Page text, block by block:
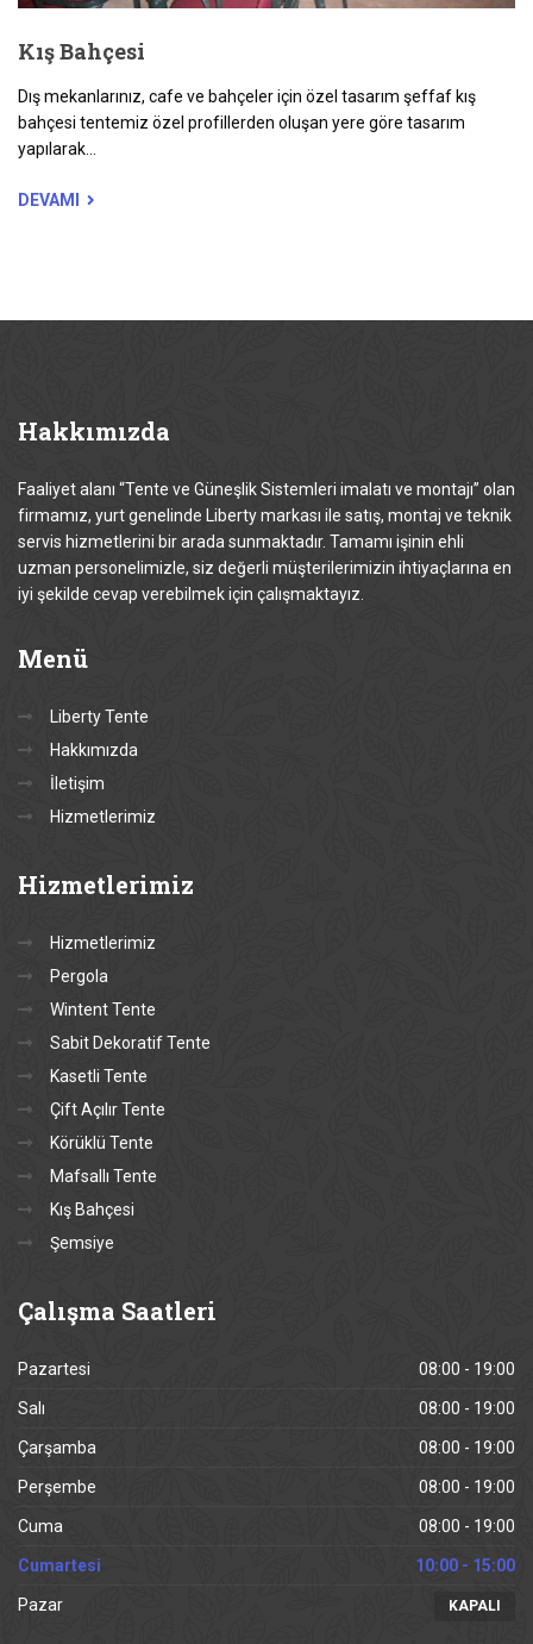
Kış Bahçesi
Dış mekanlarınız, cafe ve bahçeler için özel tasarım şeffaf kış
bahçesi tentemiz özel profillerden oluşan yere göre tasarım
yapılarak...
DEVAMI
Hakkımızda
Faaliyet alanı “Tente ve Güneşlik Sistemleri imalatı ve montajı” olan
firmamız, yurt genelinde Liberty markası ile satış, montaj ve teknik
servis hizmetlerini bir arada sunmaktadır. Tamamı işinin ehli
uzman personelimizle, siz değerli müşterilerimizin ihtiyaçlarına en
iyi şekilde cevap verebilmek için çalışmaktayız.
Menü
Liberty Tente
Hakkımızda
İletişim
Hizmetlerimiz
Hizmetlerimiz
Hizmetlerimiz
Pergola
Wintent Tente
Sabit Dekoratif Tente
Kasetli Tente
Çift Açılır Tente
Körüklü Tente
Mafsallı Tente
Kış Bahçesi
Şemsiye
Çalışma Saatleri
Pazartesi 08:00 - 19:00
Salı 08:00 - 19:00
Çarşamba 08:00 - 19:00
Perşembe 08:00 - 19:00
Cuma 08:00 - 19:00
Cumartesi 10:00 - 15:00
Pazar KAPALI